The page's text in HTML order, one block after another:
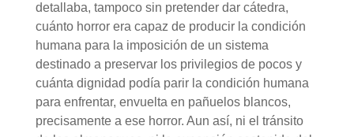
detallaba, tampoco sin pretender dar cátedra,
cuánto horror era capaz de producir la condición
humana para la imposición de un sistema
destinado a preservar los privilegios de pocos y
cuánta dignidad podía parir la condición humana
para enfrentar, envuelta en pañuelos blancos,
precisamente a ese horror. Aun así, ni el tránsito